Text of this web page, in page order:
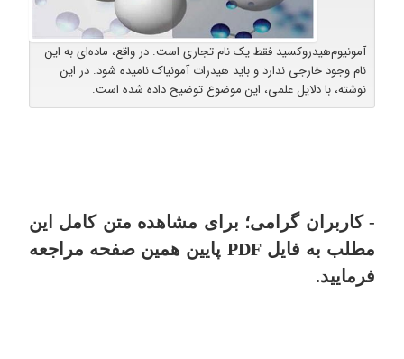
آمونیوم‌هیدروکسید فقط یک نام تجاری است. در واقع، ماده‌ای به این
نام وجود خارجی ندارد و باید هیدرات آمونیاک نامیده شود. در این
نوشته، با دلایل علمی، این موضوع توضیح داده شده است.
- کاربران گرامی؛ برای مشاهده متن کامل این
مطلب به فایلPDF پایین همین صفحه مراجعه
فرمایید.